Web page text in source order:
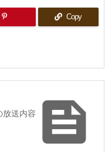
Copy

放送内容